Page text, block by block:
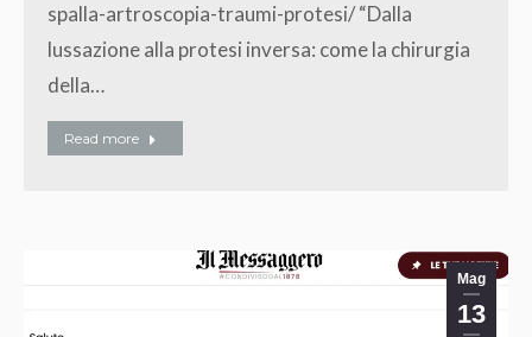
spalla-artroscopia-traumi-protesi/ “Dalla
lussazione alla protesi inversa: come la chirurgia
della…
Read more
Mag
13